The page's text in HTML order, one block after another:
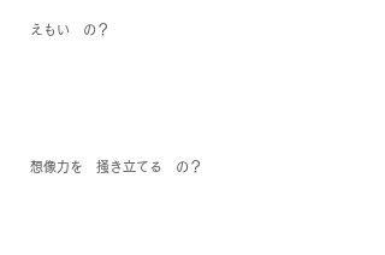
えもい　の？
想像力を　掻き立てる　の？